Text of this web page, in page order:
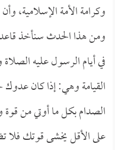
وكرامة الأمة الإسلامية،
ومن هذا الحدث سنأخذ
في أيام الرسول عليه
القيامة وهي: إذا كان
الصدام بكل ما أوتي من
على الأقل يخشى قوتك